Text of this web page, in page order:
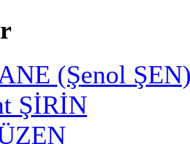
(Şenol
ŞİRİN